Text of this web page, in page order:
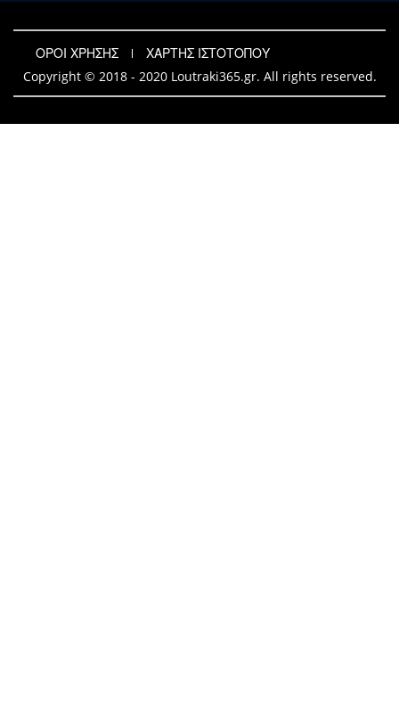
ΟΡΟΙ ΧΡΗΣΗΣ
ΧΑΡΤΗΣ ΙΣΤΟΤΟΠΟΥ
Copyright © 2018 - 2020 Loutraki365.gr. All rights reserved.